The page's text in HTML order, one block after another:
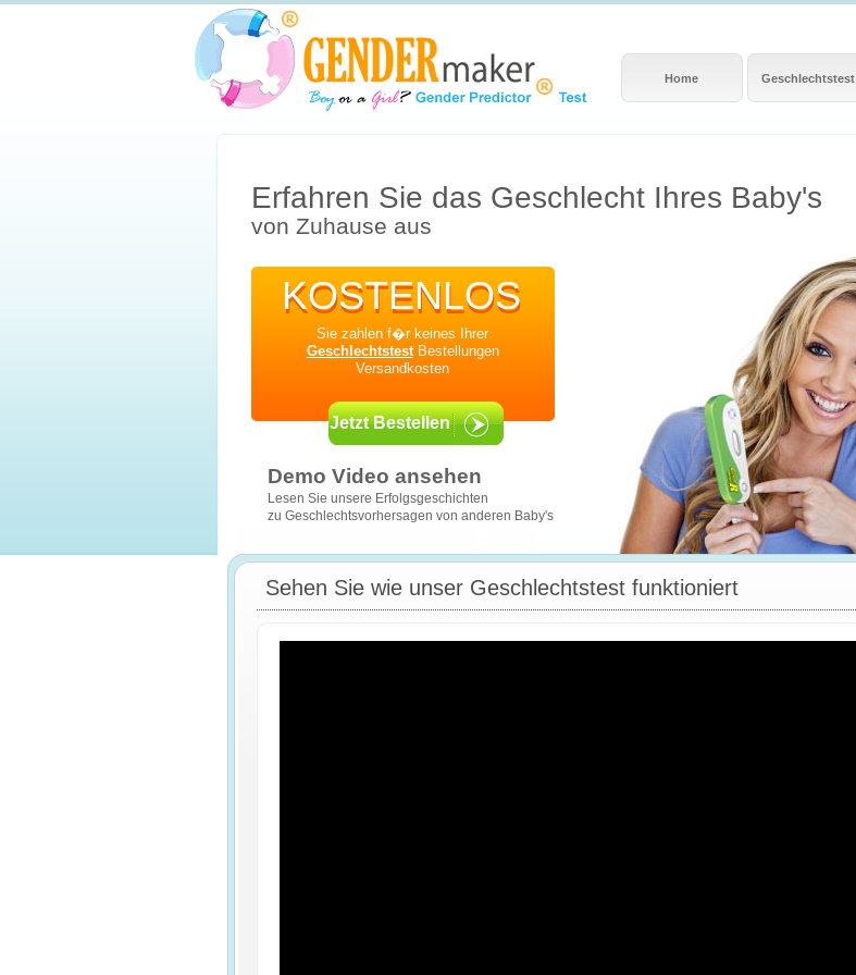
Home Geschlechtstest
Erfahren Sie das Geschlecht Ihres Baby's
von Zuhause aus
KOSTENLOS
KOSTENLOS
Sie zahlen f�r keines Ihrer
GeschlechtstestBestellungen
Versandkosten
Jetzt Bestellen
Demo Video ansehen
Lesen Sie unsere Erfolgsgeschichten
zu Geschlechtsvorhersagen von anderen Baby's
Sehen Sie wie unser Geschlechtstest funktioniert